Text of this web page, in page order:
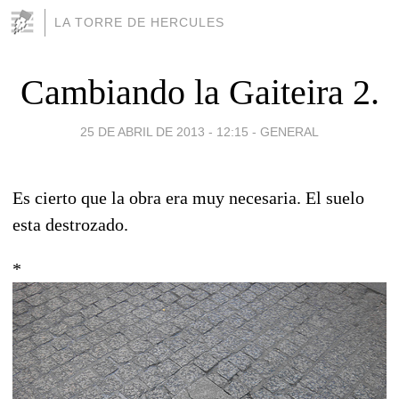
LA TORRE DE HERCULES
Cambiando la Gaiteira 2.
25 DE ABRIL DE 2013 - 12:15 - GENERAL
Es cierto que la obra era muy necesaria. El suelo
esta destrozado.
*